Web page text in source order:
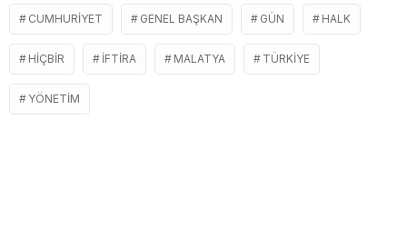
CUMHURIYET GENEL BAŞKAN GÜN HALK
HIÇBIR IFTIRA MALATYA TÜRKIYE
YÖNETIM